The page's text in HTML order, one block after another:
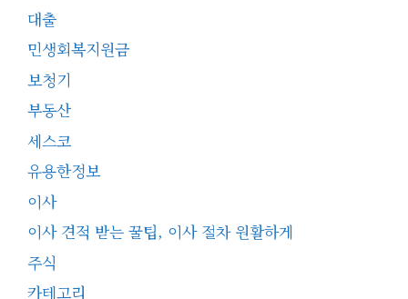
대출
민생회복지원금
보청기
부동산
세스코
유용한정보
이사
이사 견적 받는 꿀팁, 이사 절차 원활하게
주식
카테고리